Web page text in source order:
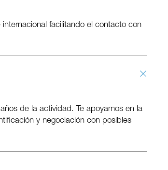
facilitando el contacto con
de la actividad. Te apoyamos en la
y negociación con posibles